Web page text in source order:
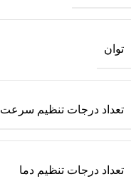
توان
تعداد درجات تنظیم سرعت
تعداد درجات تنظیم دما